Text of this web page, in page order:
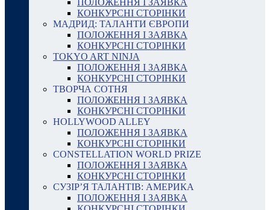
ПОЛОЖЕННЯ І ЗАЯВКА
КОНКУРСНІ СТОРІНКИ
МАДРИД: ТАЛАНТИ ЄВРОПИ
ПОЛОЖЕННЯ І ЗАЯВКА
КОНКУРСНІ СТОРІНКИ
TOKYO ART NINJA
ПОЛОЖЕННЯ І ЗАЯВКА
КОНКУРСНІ СТОРІНКИ
ТВОРЧА СОТНЯ
ПОЛОЖЕННЯ І ЗАЯВКА
КОНКУРСНІ СТОРІНКИ
HOLLYWOOD ALLEY
ПОЛОЖЕННЯ І ЗАЯВКА
КОНКУРСНІ СТОРІНКИ
CONSTELLATION WORLD PRIZE
ПОЛОЖЕННЯ І ЗАЯВКА
КОНКУРСНІ СТОРІНКИ
СУЗІР’Я ТАЛАНТІВ: АМЕРИКА
ПОЛОЖЕННЯ І ЗАЯВКА